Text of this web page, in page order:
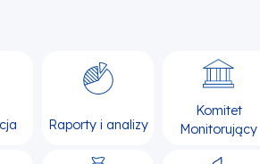
Raporty i analizy
Komitet
Monitorujący